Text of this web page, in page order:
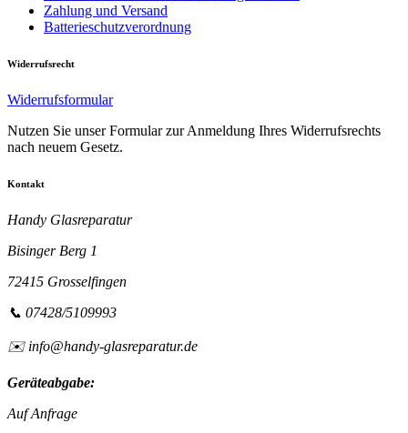
Zahlung und Versand
Batterieschutzverordnung
Widerrufsrecht
Widerrufsformular
Nutzen Sie unser Formular zur Anmeldung Ihres Widerrufsrechts
nach neuem Gesetz.
Kontakt
Handy Glasreparatur
Bisinger Berg 1
72415 Grosselfingen
📞 07428/5109993
✉️ info@handy-glasreparatur.de
Geräteabgabe:
Auf Anfrage